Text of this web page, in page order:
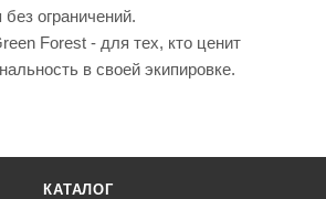
ограничений.
Forest - для тех, кто ценит
в своей экипировке.
КАТАЛОГ